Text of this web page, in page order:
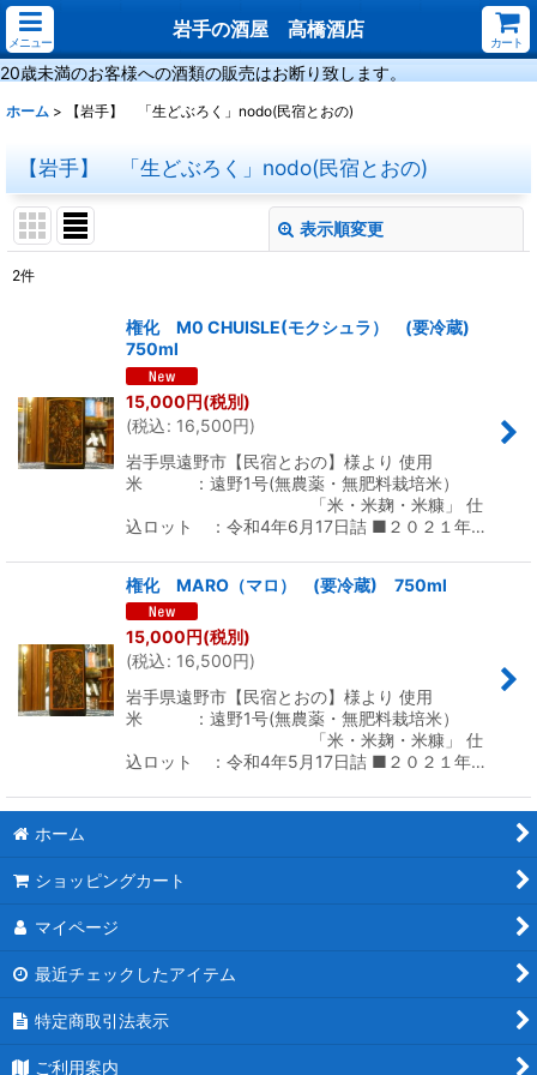
メニュー
岩手の酒屋 高橋酒店
カート
20歳未満のお客様への酒類の販売はお断り致します。
ホーム > 【岩手】 「生どぶろく」nodo(民宿とおの)
【岩手】 「生どぶろく」nodo(民宿とおの)
表示順変更
並び順:
絞り込む
2件
権化 M0 CHUISLE(モクシュラ） (要冷蔵)
750ml
15,000円(税別)
(税込: 16,500円)
岩手県遠野市【民宿とおの】様より 使用
米 ：遠野1号(無農薬・無肥料栽培米）
「米・米麹・米糠」 仕
込ロット ：令和4年6月17日詰 ■２０２１年…
権化 MARO（マロ） (要冷蔵) 750ml
15,000円(税別)
(税込: 16,500円)
岩手県遠野市【民宿とおの】様より 使用
米 ：遠野1号(無農薬・無肥料栽培米）
「米・米麹・米糠」 仕
込ロット ：令和4年5月17日詰 ■２０２１年…
ホーム
ショッピングカート
マイページ
最近チェックしたアイテム
特定商取引法表示
ご利用案内